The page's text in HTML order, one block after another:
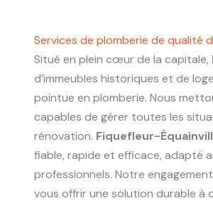
Services de plomberie de qualité
Situé en plein cœur de la capitale,
d’immeubles historiques et de
pointue en plomberie. Nous
capables de gérer toutes les
rénovation. Fiquefleur-
fiable, rapide et efficace, adapté
professionnels. Notre
vous offrir une solution durable à